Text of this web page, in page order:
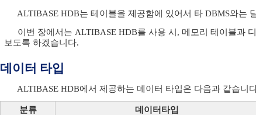
ALTIBASE HDB는 테이블을 제공함에 있어서 타 DBMS와는
이번 장에서는 ALTIBASE HDB를 사용 시, 메모리 테이블과
보도록 하겠습니다.
데이터 타입
ALTIBASE HDB에서 제공하는 데이터 타입은 다음과 같습니
분류 데이터타입